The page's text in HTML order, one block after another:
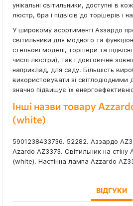
унікальні світильники, доступні в
люстр, бра і підвісів до торшерів і
У широкому асортименті Аззардо
світильники для модного та
стельові моделі, торшери та
числі люстри), так і довговічне
наприклад, для саду. Більшість
використовувати зі
значно підвищує їх
Інші назви товару
(white)
5901238433736. 52282. Аззардо
Azardo AZ3373. Світильник на стіну
(white). Настінна лампа Azzardo
ВІДГУКИ